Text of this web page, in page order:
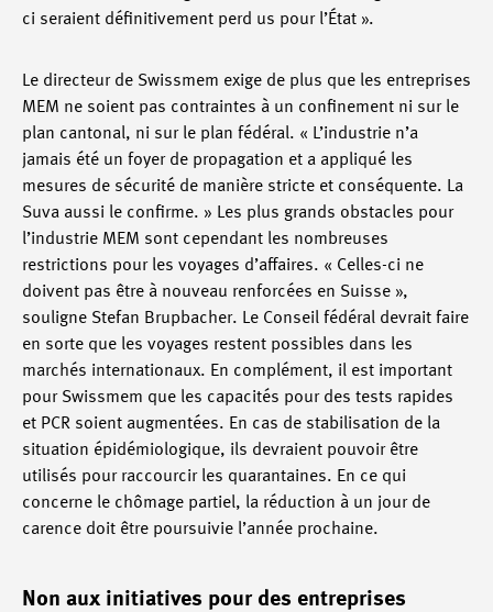
ci seraient définitivement perd us pour l’État ».
Le directeur de Swissmem exige de plus que les entreprises
MEM ne soient pas contraintes à un confinement ni sur le
plan cantonal, ni sur le plan fédéral. « L’industrie n’a
jamais été un foyer de propagation et a appliqué les
mesures de sécurité de manière stricte et conséquente. La
Suva aussi le confirme. » Les plus grands obstacles pour
l’industrie MEM sont cependant les nombreuses
restrictions pour les voyages d’affaires. « Celles-ci ne
doivent pas être à nouveau renforcées en Suisse »,
souligne Stefan Brupbacher. Le Conseil fédéral devrait faire
en sorte que les voyages restent possibles dans les
marchés internationaux. En complément, il est important
pour Swissmem que les capacités pour des tests rapides
et PCR soient augmentées. En cas de stabilisation de la
situation épidémiologique, ils devraient pouvoir être
utilisés pour raccourcir les quarantaines. En ce qui
concerne le chômage partiel, la réduction à un jour de
carence doit être poursuivie l’année prochaine.
Non aux initiatives pour des entreprises